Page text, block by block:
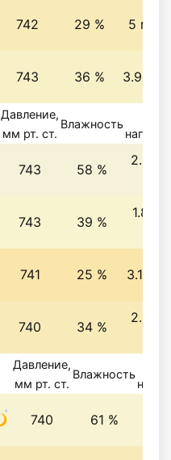
742 29 % 5 м/с,
743 36 % 3.9 м/
Давление,
мм рт. ст.
Влажность
743 58 %
2.3
743 39 %
1.8
741 25 % 3.1 м/
740 34 %
2.3
Давление,
мм рт. ст.
Влажность
740 61 %